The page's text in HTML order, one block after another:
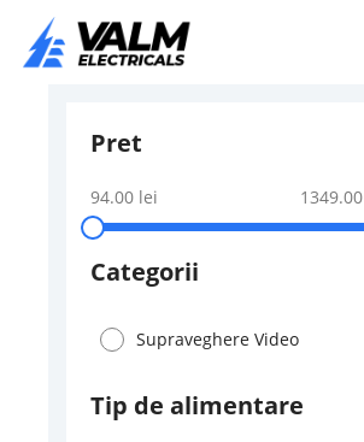
Pret
94.00 lei 1349.00
Categorii
Supraveghere Video
Tip de alimentare